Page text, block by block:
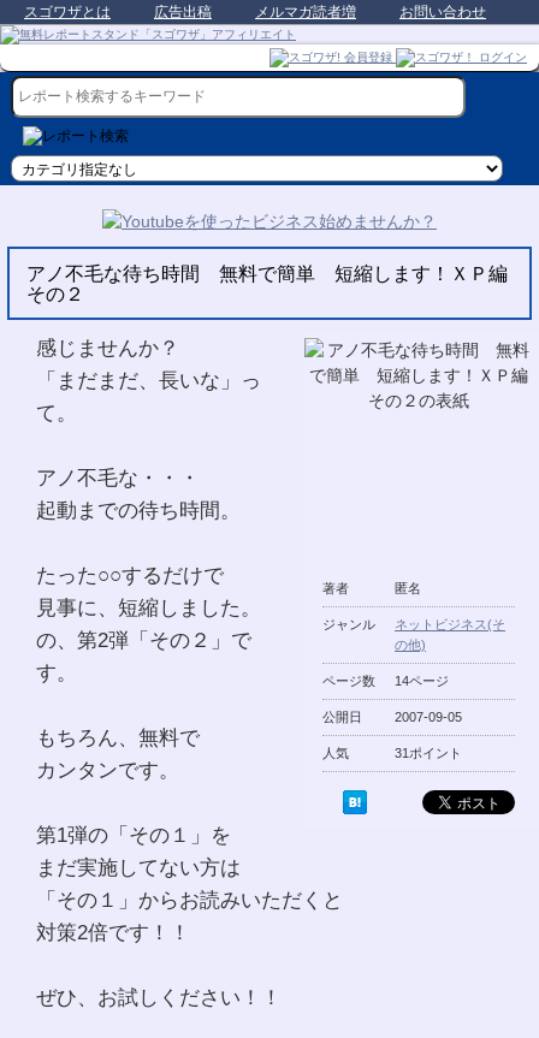
スゴワザとは 広告出稿 メルマガ読者増 お問い合わせ
アノ不毛な待ち時間 無料で簡単 短縮します！ＸＰ編
その２
著者 匿名
ジャンル
ネットビジネス(そ
の他)
ページ数 14ページ
公開日 2007-09-05
人気 31ポイント
感じませんか？
「まだまだ、長いな」っ
て。
アノ不毛な・・・
起動までの待ち時間。
たった○○するだけで
見事に、短縮しました。
の、第2弾「その２」で
す。
もちろん、無料で
カンタンです。
第1弾の「その１」を
まだ実施してない方は
「その１」からお読みいただくと
対策2倍です！！
ぜひ、お試しください！！